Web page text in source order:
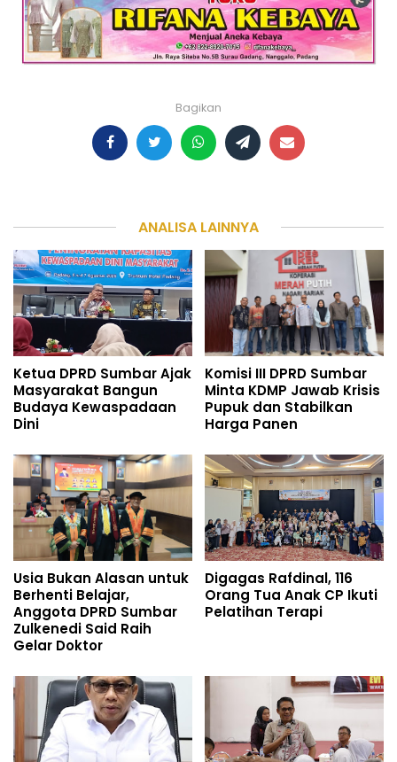
Bagikan
ANALISA LAINNYA
Ketua DPRD Sumbar Ajak
Masyarakat Bangun
Budaya Kewaspadaan
Dini
Komisi III DPRD Sumbar
Minta KDMP Jawab Krisis
Pupuk dan Stabilkan
Harga Panen
Usia Bukan Alasan untuk
Berhenti Belajar,
Anggota DPRD Sumbar
Zulkenedi Said Raih
Gelar Doktor
Digagas Rafdinal, 116
Orang Tua Anak CP Ikuti
Pelatihan Terapi